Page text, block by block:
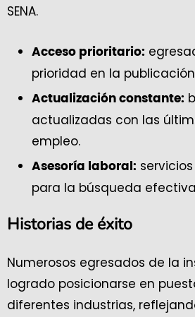
SENA.
Acceso prioritario:
prioridad en la
Actualización constante:
actualizadas con las
empleo.
Asesoría laboral:
para la búsqueda
Historias de éxito
Numerosos egresados de la
logrado posicionarse en
diferentes industrias,